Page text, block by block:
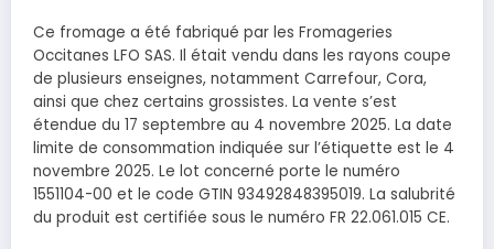
Ce fromage a été fabriqué par les Fromageries
Occitanes LFO SAS. Il était vendu dans les rayons coupe
de plusieurs enseignes, notamment Carrefour, Cora,
ainsi que chez certains grossistes. La vente s’est
étendue du 17 septembre au 4 novembre 2025. La date
limite de consommation indiquée sur l’étiquette est le 4
novembre 2025. Le lot concerné porte le numéro
1551104-00 et le code GTIN 93492848395019. La salubrité
du produit est certifiée sous le numéro FR 22.061.015 CE.